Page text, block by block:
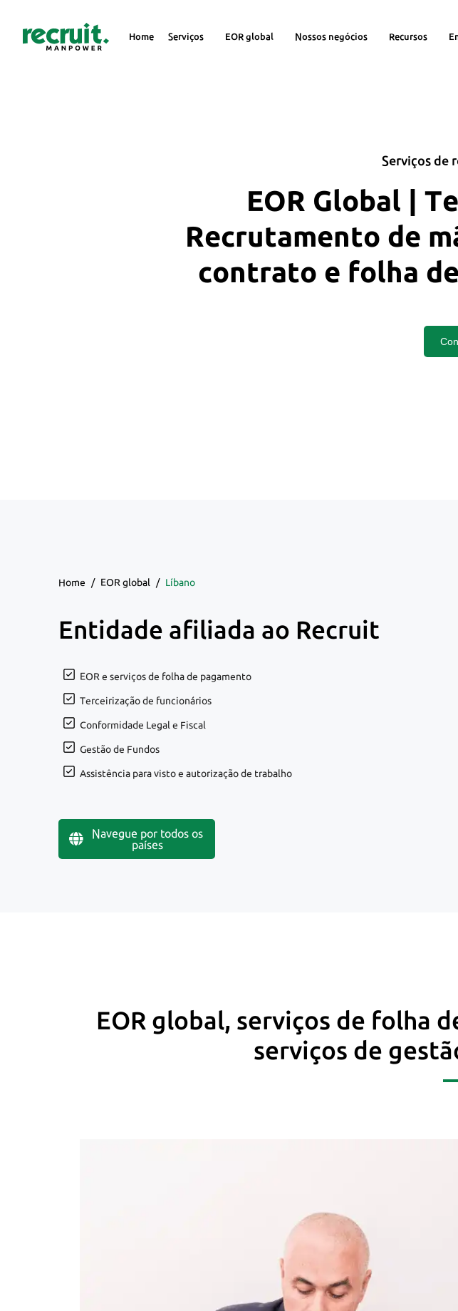
Home Serviços EOR global Nossos negócios Recursos
Serviços de
EOR Global |
Recrutamento de
contrato e folha
Home / EOR global / Líbano
Entidade afiliada ao Recruit
EOR e serviços de folha de pagamento
Terceirização de funcionários
Conformidade Legal e Fiscal
Gestão de Fundos
Assistência para visto e autorização de trabalho
Navegue por todos os
países
EOR global, serviços de folha
serviços de